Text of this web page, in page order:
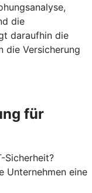
die
daraufhin die
die Versicherung
für
Sicherheit?
Unternehmen eine